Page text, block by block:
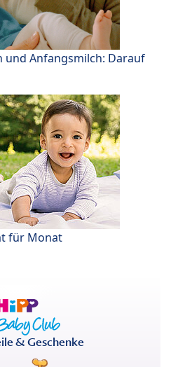
und Anfangsmilch: Darauf
für Monat
& Geschenke